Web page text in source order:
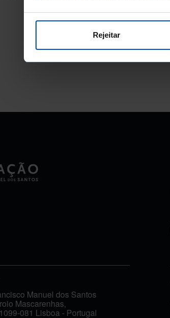
Rejeitar
Manuel dos Santos
Mascarenhas,
081 Lisboa - Portugal